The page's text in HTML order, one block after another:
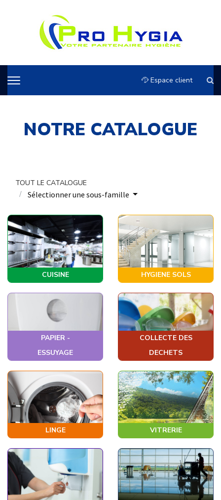
Espace client
NOTRE CATALOGUE
TOUT LE CATALOGUE
Sélectionner une sous-famille
CUISINE HYGIENE SOLS
PAPIER -
ESSUYAGE
COLLECTE DES
DECHETS
LINGE VITRERIE